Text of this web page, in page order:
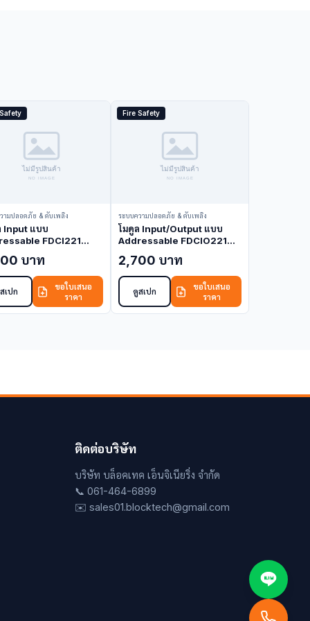
ามปลอดภัย & ดับเพลิง
Input แบบ
FDCI221
บาท
เปก
ขอใบเสนอ
ราคา
Fire Safety
ระบบความปลอดภัย & ดับเพลิง
โมดูล Input/Output แบบ
Addressable FDCIO221
2,700 บาท
ดูสเปก
ขอใบเสนอ
ราคา
ติดต่อบริษัท
บริษัท บล็อคเทค เอ็นจิเนียริ่ง จำกัด
📞 061-464-6899
✉️ sales01.blocktech@gmail.com